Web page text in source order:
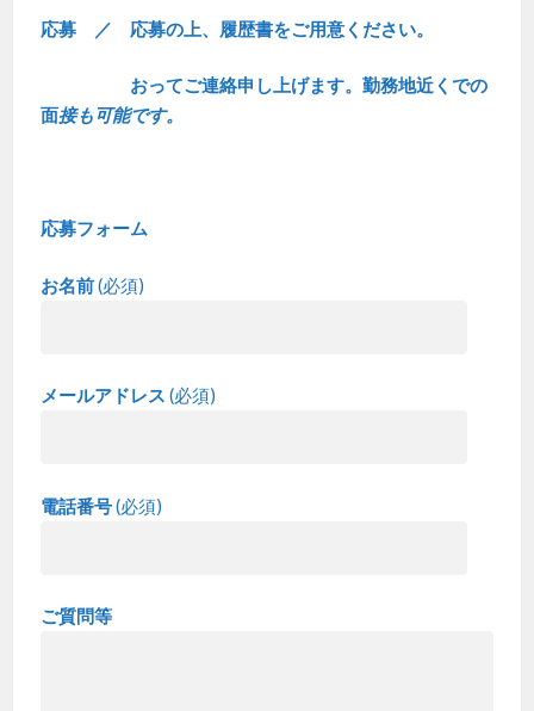
応募 ／ 応募の上、履歴書をご用意ください。
おってご連絡申し上げます。勤務地近くでの
面接も可能です。
応募フォーム
お名前(必須)
メールアドレス (必須)
電話番号(必須)
ご質問等